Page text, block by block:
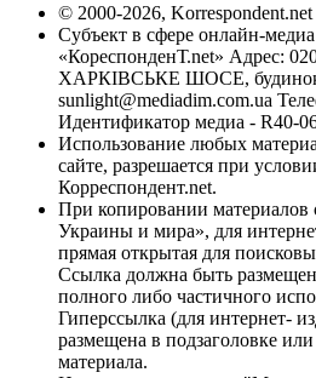
© 2000-2026, Korrespondent.net
Субъект в сфере онлайн-
«КореспонденТ.net» Адрес:
ХАРКІВСЬКЕ ШОСЕ, будинок
sunlight@mediadim.com.ua
Идентификатор медиа - R40-
Использование любых
сайте, разрешается при
Корреспондент.net.
При копировании материалов
Украины и мира», для
прямая открытая для
Ссылка должна быть
полного либо частичного
Гиперссылка (для интернет-
размещена в подзаголовке
материала.